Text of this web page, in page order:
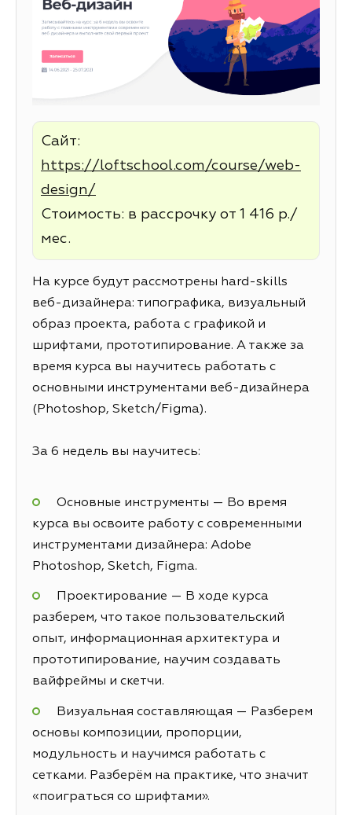
Сайт:
https://loftschool.com/course/web-
design/
Стоимость: в рассрочку от 1 416 р./
мес.
На курсе будут рассмотрены hard-skills
веб-дизайнера: типографика, визуальный
образ проекта, работа с графикой и
шрифтами, прототипирование. А также за
время курса вы научитесь работать с
основными инструментами веб-дизайнера
(Photoshop, Sketch/Figma).
За 6 недель вы научитесь:
Основные инструменты — Во время
курса вы освоите работу с современными
инструментами дизайнера: Adobe
Photoshop, Sketch, Figma.
Проектирование — В ходе курса
разберем, что такое пользовательский
опыт, информационная архитектура и
прототипирование, научим создавать
вайфреймы и скетчи.
Визуальная составляющая — Разберем
основы композиции, пропорции,
модульность и научимся работать с
сетками. Разберём на практике, что значит
«поиграться со шрифтами».